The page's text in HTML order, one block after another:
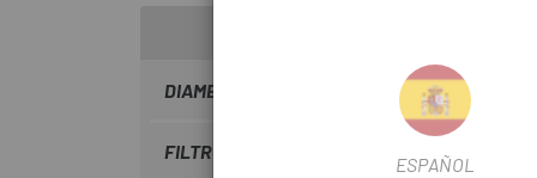
DIAMETRO DEL FILTRO 27,5"
FILTRO PER SOSPENSIONI DA VIAGGIO
ESPAÑOL